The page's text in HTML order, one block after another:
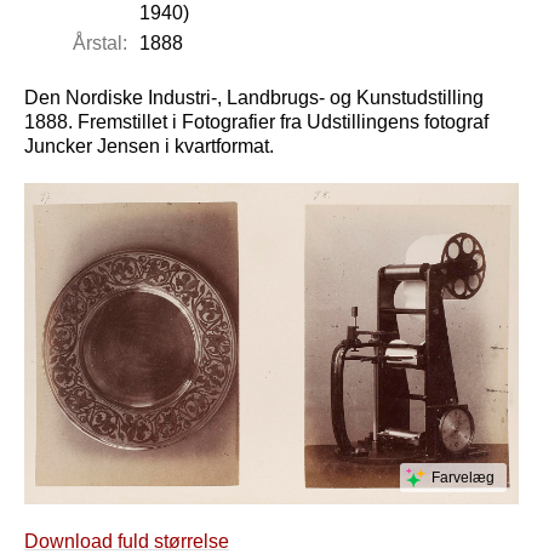
1940)
Årstal:
1888
Den Nordiske Industri-, Landbrugs- og Kunstudstilling
1888. Fremstillet i Fotografier fra Udstillingens fotograf
Juncker Jensen i kvartformat.
Farvelæg
Download fuld størrelse